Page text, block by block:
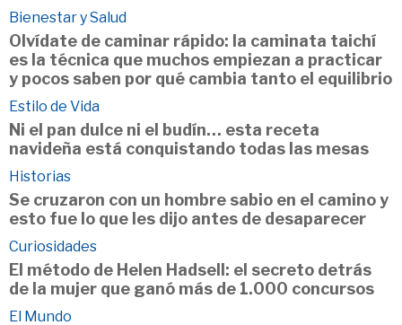
Bienestar y Salud
Olvídate de caminar rápido: la caminata taichí
es la técnica que muchos empiezan a practicar
y pocos saben por qué cambia tanto el equilibrio
Estilo de Vida
Ni el pan dulce ni el budín… esta receta
navideña está conquistando todas las mesas
Historias
Se cruzaron con un hombre sabio en el camino y
esto fue lo que les dijo antes de desaparecer
Curiosidades
El método de Helen Hadsell: el secreto detrás
de la mujer que ganó más de 1.000 concursos
El Mundo